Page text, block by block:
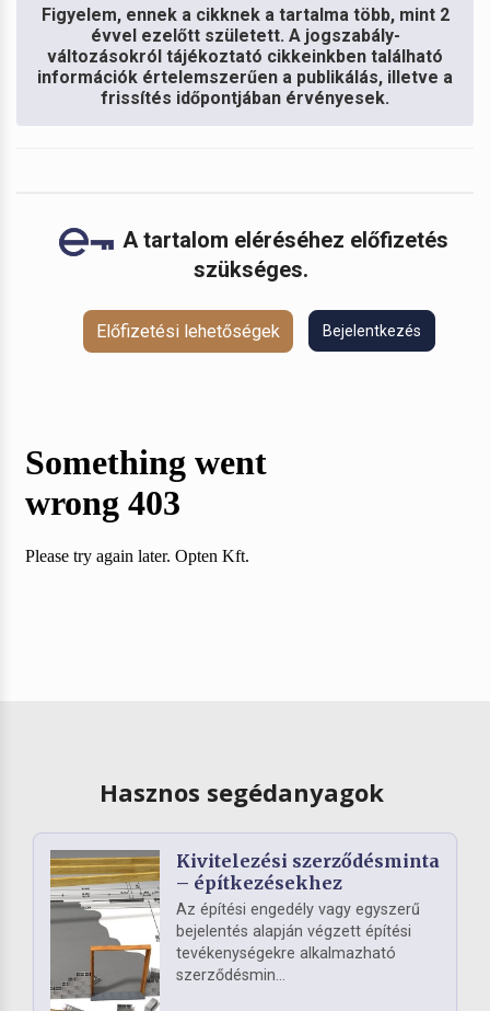
Figyelem, ennek a cikknek a tartalma több, mint 2
évvel ezelőtt született. A jogszabály-
változásokról tájékoztató cikkeinkben található
információk értelemszerűen a publikálás, illetve a
frissítés időpontjában érvényesek.
A tartalom eléréséhez előfizetés
szükséges.
Előfizetési lehetőségek Bejelentkezés
Hasznos segédanyagok
Kivitelezési szerződésminta
– építkezésekhez
Az építési engedély vagy egyszerű
bejelentés alapján végzett építési
tevékenységekre alkalmazható
szerződésmin...